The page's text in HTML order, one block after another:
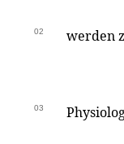
02 werden
03